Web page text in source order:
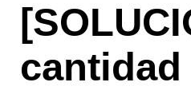
cantidad